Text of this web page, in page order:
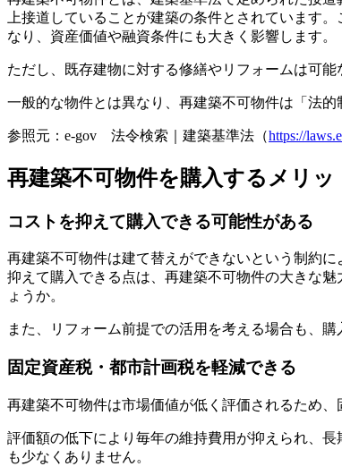
上接道していることが建築の条件とされています
なり、資産価値や融資条件にも大きく影響します。
ただし、既存建物に対する修繕やリフォームは可
一般的な物件とは異なり、再建築不可物件は「法
参照元：e-gov 法令検索｜建築基準法（https://
再建築不可物件を購入するメリッ
コストを抑えて購入できる可能性がある
再建築不可物件は建て替えができないという制約
抑えて購入できる点は、再建築不可物件の大きな
ょうか。
また、リフォーム前提での活用を考える場合も、
固定資産税・都市計画税を軽減できる
再建築不可物件は市場価値が低く評価されるため
評価額の低下により毎年の維持費用が抑えられ、
も少なくありません。